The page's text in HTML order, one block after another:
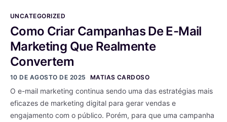
UNCATEGORIZED
Como Criar Campanhas De E-Mail
Marketing Que Realmente
Convertem
10 DE AGOSTO DE 2025 MATIAS CARDOSO
O e-mail marketing continua sendo uma das estratégias mais
eficazes de marketing digital para gerar vendas e
engajamento com o público. Porém, para que uma campanha